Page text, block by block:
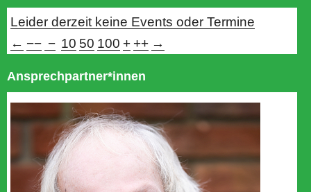
Leider derzeit keine Events oder Termine
← −− − 10 50 100 + ++ →
Ansprechpartner*innen